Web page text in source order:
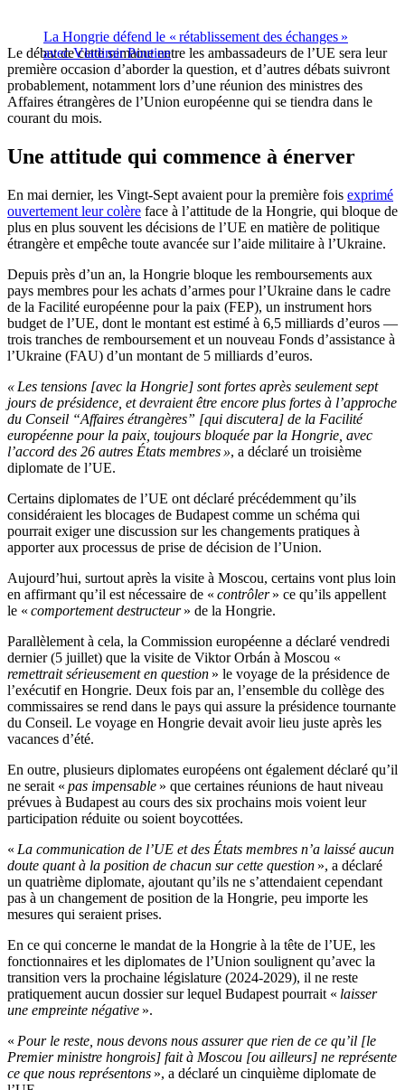
La Hongrie défend le « rétablissement des échanges »
avec Vladimir Poutine
Le débat de cette semaine entre les ambassadeurs de l’UE sera leur
première occasion d’aborder la question, et d’autres débats suivront
probablement, notamment lors d’une réunion des ministres des
Affaires étrangères de l’Union européenne qui se tiendra dans le
courant du mois.
Une attitude qui commence à énerver
En mai dernier, les Vingt-Sept avaient pour la première fois exprimé
ouvertement leur colère face à l’attitude de la Hongrie, qui bloque de
plus en plus souvent les décisions de l’UE en matière de politique
étrangère et empêche toute avancée sur l’aide militaire à l’Ukraine.
Depuis près d’un an, la Hongrie bloque les remboursements aux
pays membres pour les achats d’armes pour l’Ukraine dans le cadre
de la Facilité européenne pour la paix (FEP), un instrument hors
budget de l’UE, dont le montant est estimé à 6,5 milliards d’euros —
trois tranches de remboursement et un nouveau Fonds d’assistance à
l’Ukraine (FAU) d’un montant de 5 milliards d’euros.
« Les tensions [avec la Hongrie] sont fortes après seulement sept
jours de présidence, et devraient être encore plus fortes à l’approche
du Conseil “Affaires étrangères” [qui discutera] de la Facilité
européenne pour la paix, toujours bloquée par la Hongrie, avec
l’accord des 26 autres États membres », a déclaré un troisième
diplomate de l’UE.
Certains diplomates de l’UE ont déclaré précédemment qu’ils
considéraient les blocages de Budapest comme un schéma qui
pourrait exiger une discussion sur les changements pratiques à
apporter aux processus de prise de décision de l’Union.
Aujourd’hui, surtout après la visite à Moscou, certains vont plus loin
en affirmant qu’il est nécessaire de « contrôler» ce qu’ils appellent
le « comportement destructeur» de la Hongrie.
Parallèlement à cela, la Commission européenne a déclaré vendredi
dernier (5 juillet) que la visite de Viktor Orbán à Moscou «
remettrait sérieusement en question » le voyage de la présidence de
l’exécutif en Hongrie. Deux fois par an, l’ensemble du collège des
commissaires se rend dans le pays qui assure la présidence tournante
du Conseil. Le voyage en Hongrie devait avoir lieu juste après les
vacances d’été.
En outre, plusieurs diplomates européens ont également déclaré qu’il
ne serait « pas impensable » que certaines réunions de haut niveau
prévues à Budapest au cours des six prochains mois voient leur
participation réduite ou soient boycottées.
« La communication de l’UE et des États membres n’a laissé aucun
doute quant à la position de chacun sur cette question », a déclaré
un quatrième diplomate, ajoutant qu’ils ne s’attendaient cependant
pas à un changement de position de la Hongrie, peu importe les
mesures qui seraient prises.
En ce qui concerne le mandat de la Hongrie à la tête de l’UE, les
fonctionnaires et les diplomates de l’Union soulignent qu’avec la
transition vers la prochaine législature (2024-2029), il ne reste
pratiquement aucun dossier sur lequel Budapest pourrait « laisser
une empreinte négative ».
« Pour le reste, nous devons nous assurer que rien de ce qu’il [le
Premier ministre hongrois] fait à Moscou [ou ailleurs] ne représente
ce que nous représentons », a déclaré un cinquième diplomate de